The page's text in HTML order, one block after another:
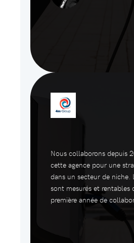
Nous collaborons depuis
cette agence pour une
dans un secteur de niche.
sont mesurés et rentables
première année de